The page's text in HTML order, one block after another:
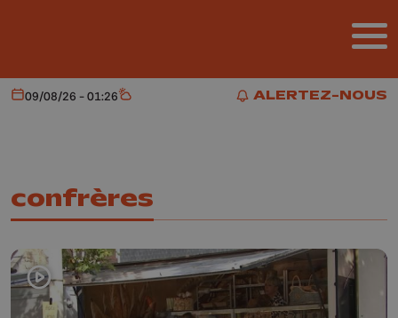
ALERTEZ-NOUS
ALERTEZ-NOUS
Aujourd'hui
09/08/26 - 01:26 Météo
confrères